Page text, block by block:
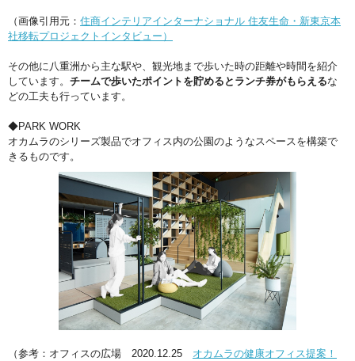
（画像引用元： 住商インテリアインターナショナル 住友生命・新東京本
社移転プロジェクトインタビュー）
その他に八重洲から主な駅や、観光地まで歩いた時の距離や時間を紹介
しています。 チームで歩いたポイントを貯めるとランチ券がもらえるな
どの工夫も行っています。
◆PARK WORK
オカムラのシリーズ製品でオフィス内の公園のようなスペースを構築で
きるものです。
（参考：オフィスの広場 2020.12.25 オカムラの健康オフィス提案！